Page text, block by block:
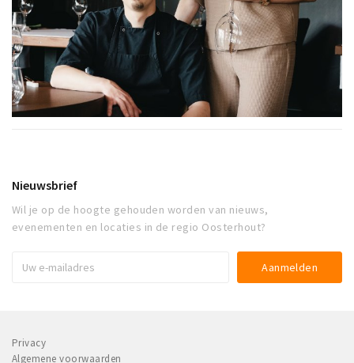
Nieuwsbrief
Wil je op de hoogte gehouden worden van nieuws,
evenementen en locaties in de regio Oosterhout?
Privacy
Algemene voorwaarden